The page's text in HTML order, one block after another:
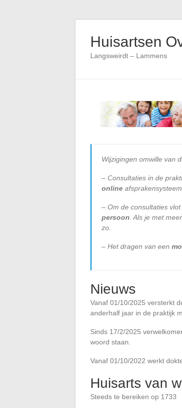
contentHuisartsen
Langsweirdt – Lammens
Wijzigingen omwille van
– Consultaties in de
online
– Om de consultaties
persoon. Als je met
zo.
– Het dragen van een
Nieuws
Vanaf 01/10/2025 versterkt
anderhalf jaar in de praktijk
Sinds 17/2/2025
woord staan.
Vanaf 01/10/2022 werkt
Huisarts van
Steeds te bereiken op 1733